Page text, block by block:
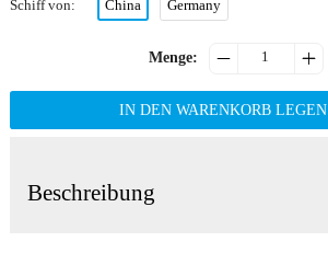
Schiff von: China Germany
Menge:  
IN DEN WARENKORB LEGEN
Beschreibung